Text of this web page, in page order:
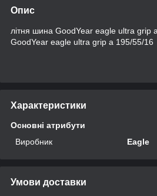
Опис
літня шина GoodYear eagle ultra grip
GoodYear eagle ultra grip a 195/55/16
Характеристики
Основні атрибути
Виробник
Eagle
Умови доставки